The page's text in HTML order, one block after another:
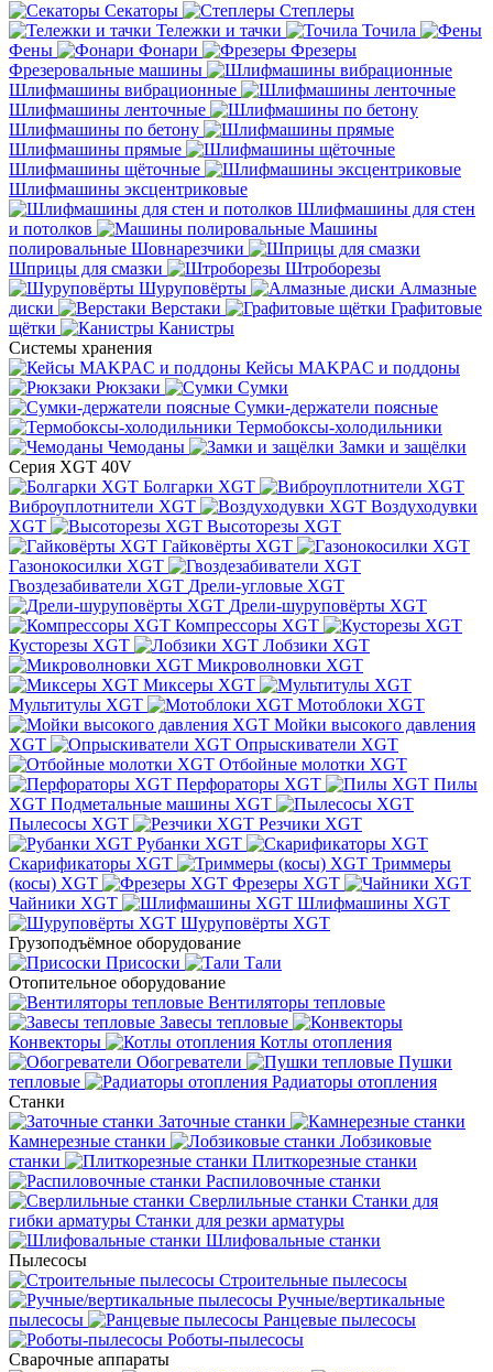
Секаторы
Степлеры
Тележки и тачки
Точила
Фены
Фонари
Фрезеры
Фрезеровальные машины
Шлифмашины вибрационные
Шлифмашины ленточные
Шлифмашины по бетону
Шлифмашины прямые
Шлифмашины щёточные
Шлифмашины эксцентриковые
Шлифмашины для стен
и потолков
Машины
полировальные Шовнарезчики
Шприцы для смазки
Штроборезы
Шуруповёрты
Алмазные
диски
Верстаки
Графитовые
щётки
Канистры
Системы хранения
Кейсы MAKPAC и поддоны
Рюкзаки
Сумки
Сумки-держатели поясные
Термобоксы-холодильники
Чемоданы
Замки и защёлки
Серия XGT 40V
Болгарки XGT
Виброуплотнители XGT
Воздуходувки
XGT
Высоторезы XGT
Гайковёрты XGT
Газонокосилки XGT
Гвоздезабиватели XGT Дрели-угловые XGT
Дрели-шуруповёрты XGT
Компрессоры XGT
Кусторезы XGT
Лобзики XGT
Микроволновки XGT
Миксеры XGT
Мультитулы XGT
Мотоблоки XGT
Мойки высокого давления
XGT
Опрыскиватели XGT
Отбойные молотки XGT
Перфораторы XGT
Пилы
XGT Подметальные машины XGT
Пылесосы XGT
Резчики XGT
Рубанки XGT
Скарификаторы XGT
Триммеры
(косы) XGT
Фрезеры XGT
Чайники XGT
Шлифмашины XGT
Шуруповёрты XGT
Грузоподъёмное оборудование
Присоски
Тали
Отопительное оборудование
Вентиляторы тепловые
Завесы тепловые
Конвекторы
Котлы отопления
Обогреватели
Пушки
тепловые
Радиаторы отопления
Станки
Заточные станки
Камнерезные станки
Лобзиковые
станки
Плиткорезные станки
Распиловочные станки
Сверлильные станки Станки для
гибки арматуры Станки для резки арматуры
Шлифовальные станки
Пылесосы
Строительные пылесосы
Ручные/вертикальные
пылесосы
Ранцевые пылесосы
Роботы-пылесосы
Сварочные аппараты